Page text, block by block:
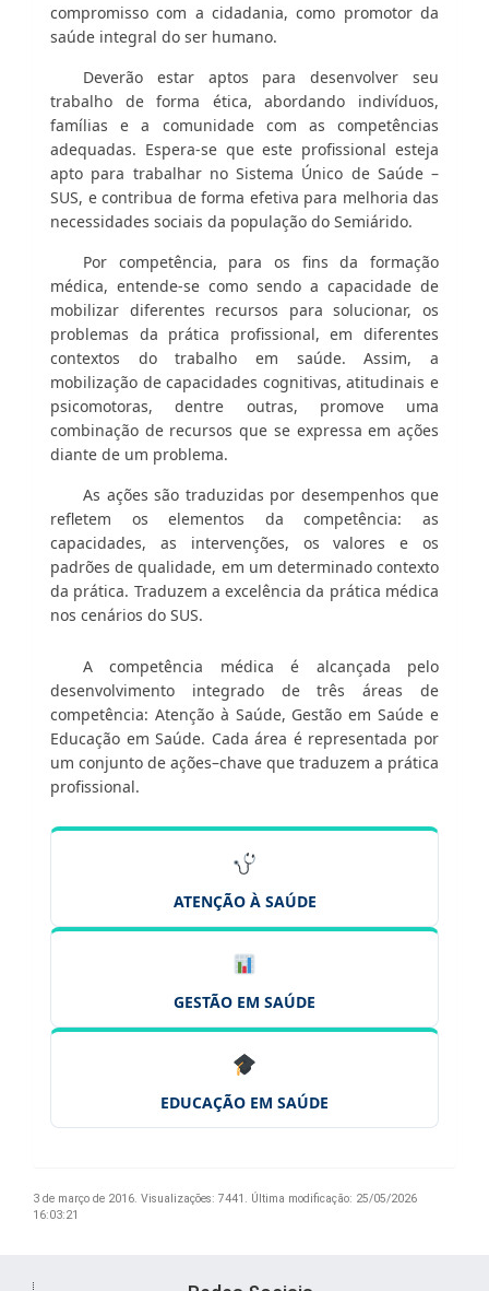
compromisso com a cidadania, como promotor da
saúde integral do ser humano.
Deverão estar aptos para desenvolver seu
trabalho de forma ética, abordando indivíduos,
famílias e a comunidade com as competências
adequadas. Espera-se que este profissional esteja
apto para trabalhar no Sistema Único de Saúde –
SUS, e contribua de forma efetiva para melhoria das
necessidades sociais da população do Semiárido.
Por competência, para os fins da formação
médica, entende-se como sendo a capacidade de
mobilizar diferentes recursos para solucionar, os
problemas da prática profissional, em diferentes
contextos do trabalho em saúde. Assim, a
mobilização de capacidades cognitivas, atitudinais e
psicomotoras, dentre outras, promove uma
combinação de recursos que se expressa em ações
diante de um problema.
As ações são traduzidas por desempenhos que
refletem os elementos da competência: as
capacidades, as intervenções, os valores e os
padrões de qualidade, em um determinado contexto
da prática. Traduzem a excelência da prática médica
nos cenários do SUS.
A competência médica é alcançada pelo
desenvolvimento integrado de três áreas de
competência: Atenção à Saúde, Gestão em Saúde e
Educação em Saúde. Cada área é representada por
um conjunto de ações–chave que traduzem a prática
profissional.
ATENÇÃO À SAÚDE
GESTÃO EM SAÚDE
EDUCAÇÃO EM SAÚDE
3 de março de 2016. Visualizações: 7441. Última modificação: 25/05/2026
16:03:21